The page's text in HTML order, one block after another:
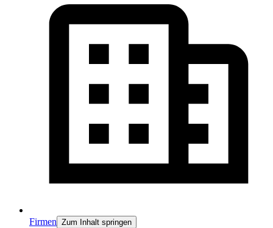
Firmen Zum Inhalt springen